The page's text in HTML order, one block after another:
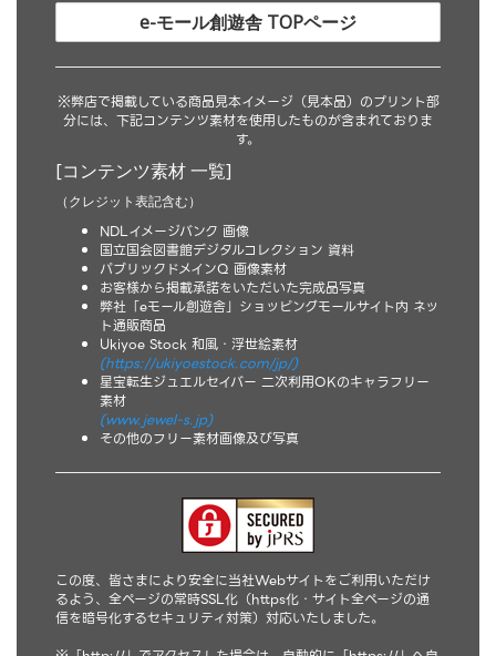
e-モール創遊舎 TOPページ
※弊店で掲載している商品見本イメージ（見本品）のプリント部
分には、下記コンテンツ素材を使用したものが含まれておりま
す。
[コンテンツ素材 一覧]
（クレジット表記含む）
NDLイメージバンク 画像
国立国会図書館デジタルコレクション 資料
パブリックドメインQ 画像素材
お客様から掲載承諾をいただいた完成品写真
弊社「eモール創遊舎」ショッピングモールサイト内 ネッ
ト通販商品
Ukiyoe Stock 和風・浮世絵素材
(https://ukiyoestock.com/jp/)
星宝転生ジュエルセイバー 二次利用OKのキャラフリー
素材
(www.jewel-s.jp)
その他のフリー素材画像及び写真
この度、皆さまにより安全に当社Webサイトをご利用いただけ
るよう、全ページの常時SSL化（https化・サイト全ページの通
信を暗号化するセキュリティ対策）対応いたしました。